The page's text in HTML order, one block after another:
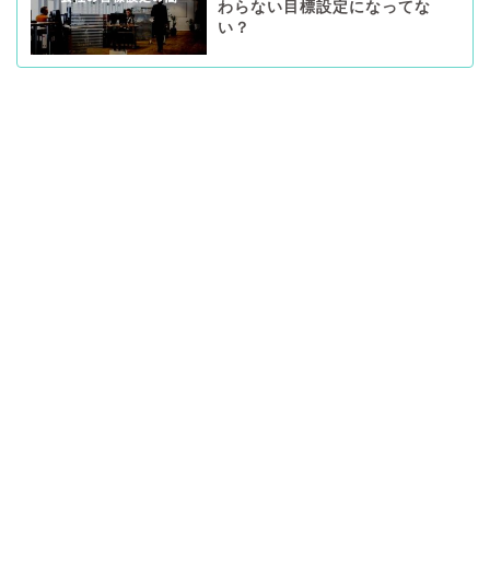
わらない目標設定になってな
い？